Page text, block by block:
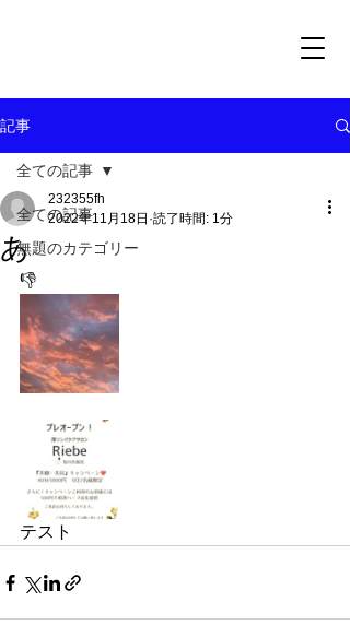
記事
全ての記事
無題のカテゴリー
全ての記事
あ
232355fh
2022年11月18日 読了時間: 1分
👎
テスト